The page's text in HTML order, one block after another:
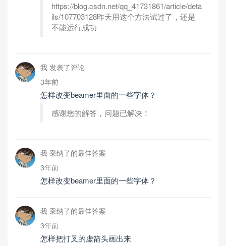
https://blog.csdn.net/qq_41731861/article/deta
ils/107703128昨天用这个方法试过了，还是
不能运行成功
我 发表了评论
3年前
怎样改变beamer里面的一些字体？
感谢您的解答，问题已解决！
我 采纳了的最佳答案
3年前
怎样改变beamer里面的一些字体？
我 采纳了的最佳答案
3年前
怎样把打叉的虚箭头画出来